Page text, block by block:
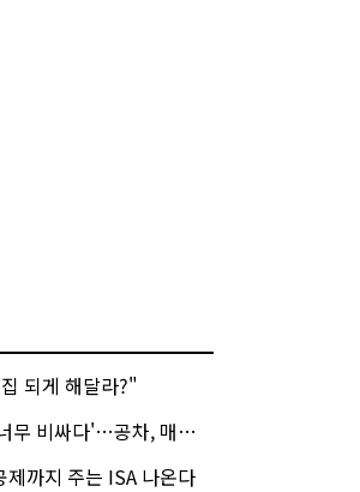
되게 해달라?"
싸다'…공차, 매각 성공할까
까지 주는 ISA 나온다